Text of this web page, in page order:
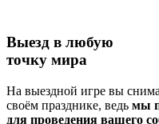
Выезд в любую
точку мира
На выездной игре вы
своём празднике, ведь мы
для проведения вашего